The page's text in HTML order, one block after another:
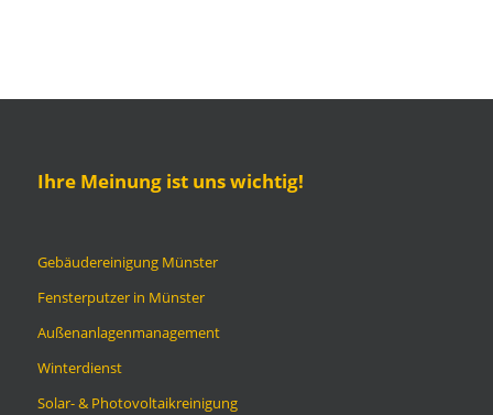
Ihre Meinung ist uns wichtig!
Gebäudereinigung Münster
Fensterputzer in Münster
Außenanlagenmanagement
Winterdienst
Solar- & Photovoltaikreinigung